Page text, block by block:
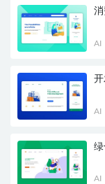
消
AI
开
AI
绿
AI